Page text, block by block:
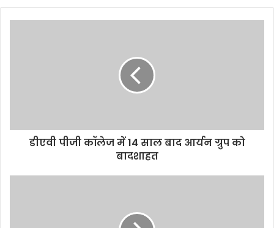
डीएवी पीजी कॉलेज में 14 साल बाद आर्यन ग्रुप को
बादशाहत